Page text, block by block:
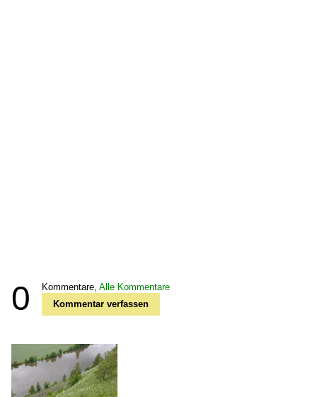
0 Kommentare, Alle Kommentare
Kommentar verfassen